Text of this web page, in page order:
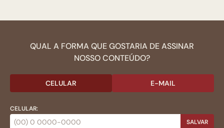
QUAL A FORMA QUE GOSTARIA DE ASSINAR
NOSSO CONTEÚDO?
CELULAR E-MAIL
CELULAR:
SALVAR